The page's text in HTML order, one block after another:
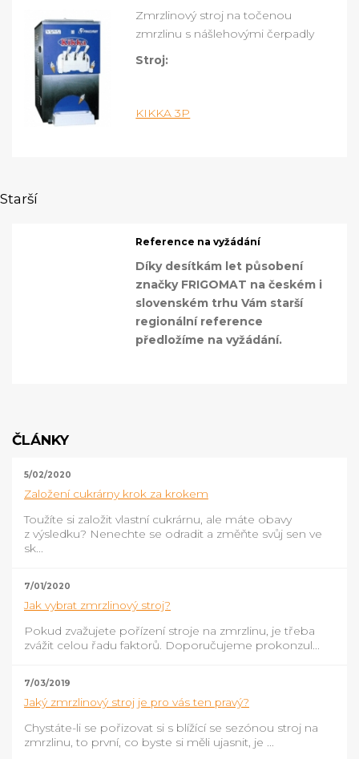
Zmrzlinový stroj na točenou
zmrzlinu s nášlehovými čerpadly
Stroj:
KIKKA 3P
Starší
Reference na vyžádání
Díky desítkám let působení
značky FRIGOMAT na českém i
slovenském trhu Vám starší
regionální reference
předložíme na vyžádání.
ČLÁNKY
5/02/2020
Založení cukrárny krok za krokem
Toužíte si založit vlastní cukrárnu, ale máte obavy
z výsledku? Nenechte se odradit a změňte svůj sen ve
sk...
7/01/2020
Jak vybrat zmrzlinový stroj?
Pokud zvažujete pořízení stroje na zmrzlinu, je třeba
zvážit celou řadu faktorů. Doporučujeme prokonzul...
7/03/2019
Jaký zmrzlinový stroj je pro vás ten pravý?
Chystáte-li se pořizovat si s blížící se sezónou stroj na
zmrzlinu, to první, co byste si měli ujasnit, je ...